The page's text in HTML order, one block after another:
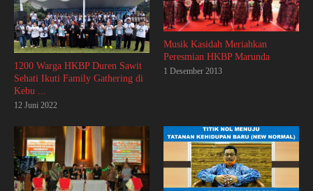
1200 Warga HKBP Duren Sawit
Sehati Ikuti Family Gathering di
Kebu ...
12 Juni 2022
Musik Kasidah Meriahkan
Peresmian HKBP Marunda
1 Desember 2013